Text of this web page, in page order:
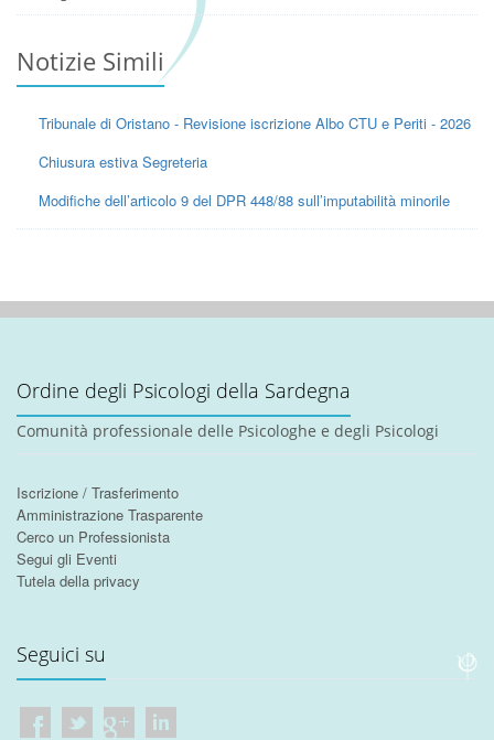
Notizie Simili
Tribunale di Oristano - Revisione iscrizione Albo CTU e Periti - 2026
Chiusura estiva Segreteria
Modifiche dell’articolo 9 del DPR 448/88 sull’imputabilità minorile
Ordine degli Psicologi della Sardegna
Comunità professionale delle Psicologhe e degli Psicologi
Iscrizione / Trasferimento
Amministrazione Trasparente
Cerco un Professionista
Segui gli Eventi
Tutela della privacy
Seguici su